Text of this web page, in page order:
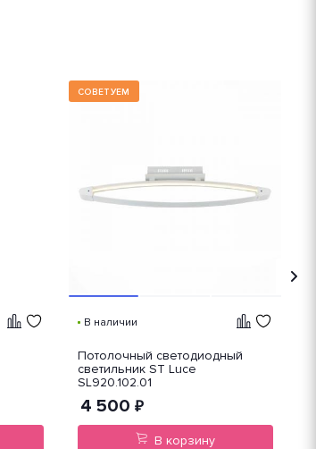
СОВЕТУЕМ
В наличии
Потолочный светодиодный
светильник ST Luce
SL920.102.01
4 500 ₽
В корзину